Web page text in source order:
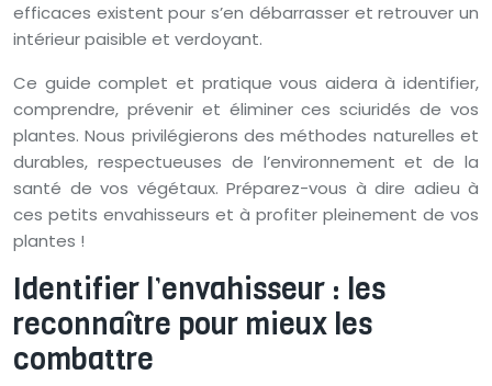
efficaces existent pour s’en débarrasser et retrouver un
intérieur paisible et verdoyant.
Ce guide complet et pratique vous aidera à identifier,
comprendre, prévenir et éliminer ces sciuridés de vos
plantes. Nous privilégierons des méthodes naturelles et
durables, respectueuses de l’environnement et de la
santé de vos végétaux. Préparez-vous à dire adieu à
ces petits envahisseurs et à profiter pleinement de vos
plantes !
Identifier l’envahisseur : les
reconnaître pour mieux les
combattre